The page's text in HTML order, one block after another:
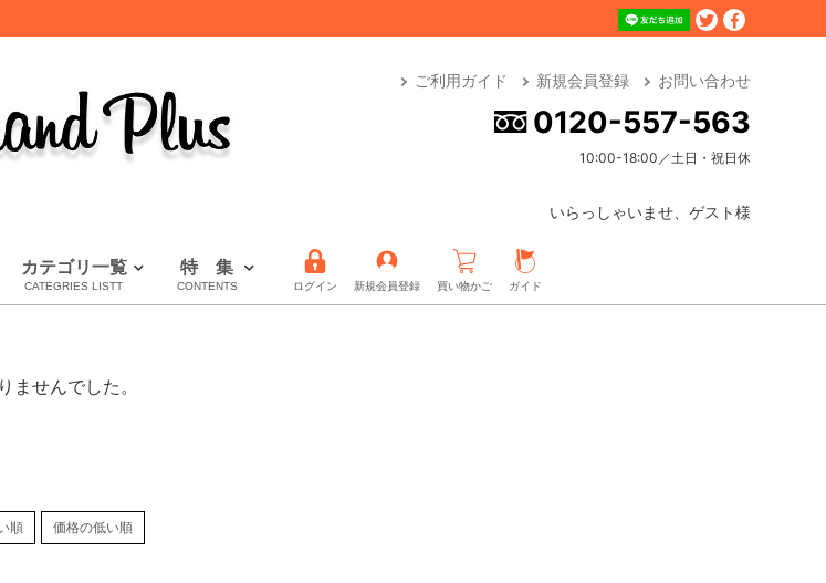
ご利用ガイド 新規会員登録 お問い合わせ
0120-557-563
10:00-18:00／土日・祝日休
いらっしゃいませ、ゲスト様
カテゴリ一覧
CATEGRIES LISTT
特 集
CONTENTS ログイン 新規会員登録 買い物かご ガイド
ませんでした。
順 価格の低い順